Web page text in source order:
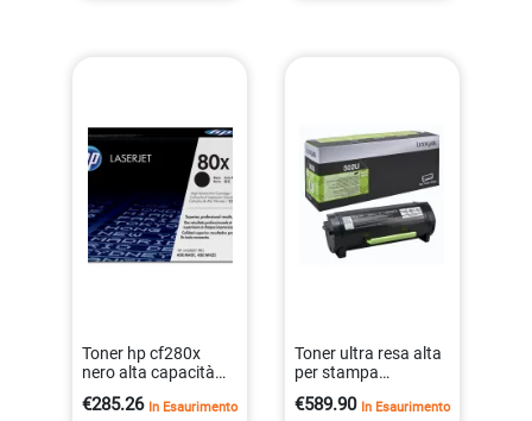
Toner hp cf280x
nero alta capacità
professionale
€285.26 In Esaurimento
Toner ultra resa alta
per stampa
20000 pagine
€589.90 In Esaurimento